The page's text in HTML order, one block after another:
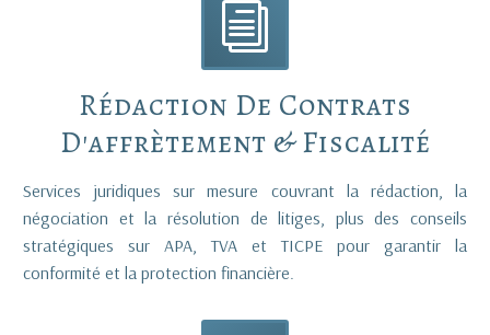
i
i
Rédaction De Contrats
D'affrètement & Fiscalité
Services juridiques sur mesure couvrant la rédaction, la
négociation et la résolution de litiges, plus des conseils
stratégiques sur APA, TVA et TICPE pour garantir la
conformité et la protection financière.